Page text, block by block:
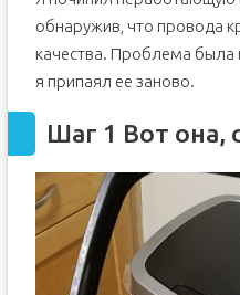
обнаружив, что провода
качества. Проблема была
я припаял ее заново.
Шаг 1 Вот она,